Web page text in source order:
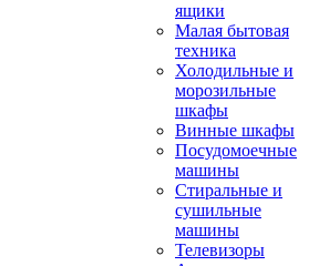
ящики
Малая бытовая
техника
Холодильные и
морозильные
шкафы
Винные шкафы
Посудомоечные
машины
Стиральные и
сушильные
машины
Телевизоры